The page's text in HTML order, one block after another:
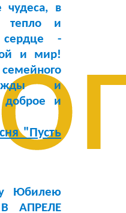
чудеса, в
и
сердце -
и мир!
и
доброе и
"Пусть
Юбилею
АПРЕЛЕ